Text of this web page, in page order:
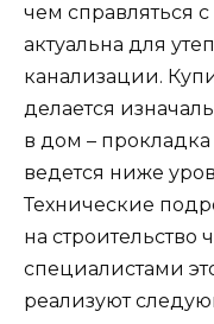
чем справляться
актуальна для
канализации.
делается
в дом –
ведется ниже
Технические
на строительство
специалистами
реализуют